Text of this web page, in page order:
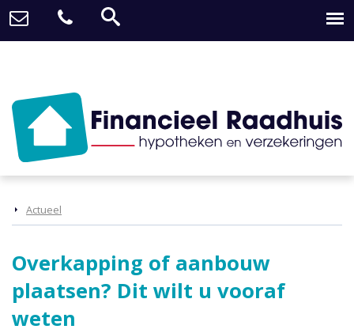
Actueel
Overkapping of aanbouw
plaatsen? Dit wilt u vooraf
weten